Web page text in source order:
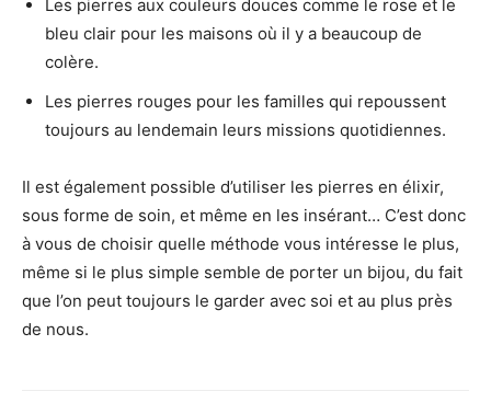
Les pierres aux couleurs douces comme le rose et le
bleu clair pour les maisons où il y a beaucoup de
colère.
Les pierres rouges pour les familles qui repoussent
toujours au lendemain leurs missions quotidiennes.
Il est également possible d’utiliser les pierres en élixir,
sous forme de soin, et même en les insérant… C’est donc
à vous de choisir quelle méthode vous intéresse le plus,
même si le plus simple semble de porter un bijou, du fait
que l’on peut toujours le garder avec soi et au plus près
de nous.